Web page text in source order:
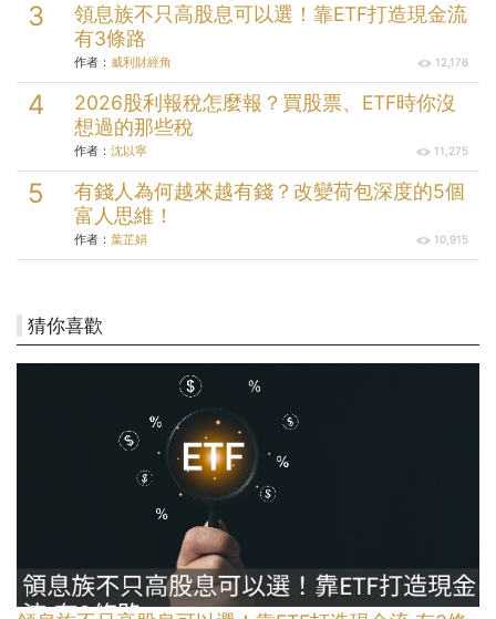
領息族不只高股息可以選！靠ETF打造現金流
有3條路
作者： 威利財經角 12,176
2026股利報稅怎麼報？買股票、ETF時你沒
想過的那些稅
作者： 沈以寧 11,275
有錢人為何越來越有錢？改變荷包深度的5個
富人思維！
作者： 葉芷娟 10,915
猜你喜歡